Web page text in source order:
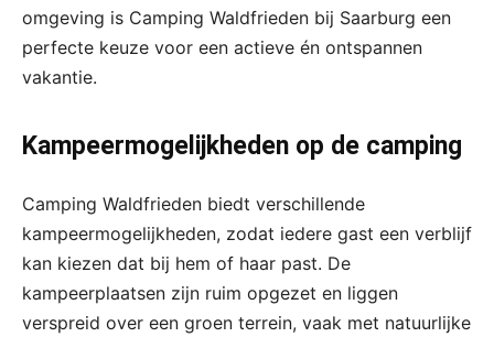
omgeving is Camping Waldfrieden bij Saarburg een
perfecte keuze voor een actieve én ontspannen
vakantie.
Kampeermogelijkheden op de camping
Camping Waldfrieden biedt verschillende
kampeermogelijkheden, zodat iedere gast een verblijf
kan kiezen dat bij hem of haar past. De
kampeerplaatsen zijn ruim opgezet en liggen
verspreid over een groen terrein, vaak met natuurlijke